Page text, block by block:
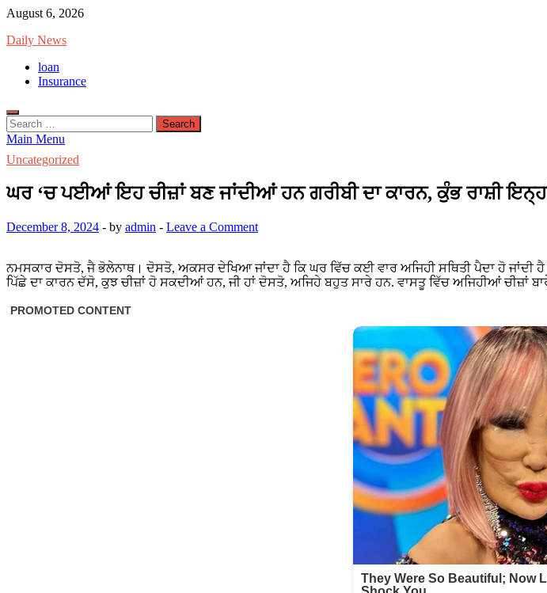
Skip
content
August 6, 2026
Daily News
loan
Insurance
Search
for:
Main Menu
Uncategorized
ਘਰ ‘ਚ ਪਈਆਂ ਇਹ ਚੀਜ਼ਾਂ ਬਣ ਜਾਂਦੀਆਂ ਹਨ ਗਰੀਬੀ ਦਾ ਕਾਰਨ, ਕੁੰਭ ਰਾਸ਼ੀ
December 8, 2024 - by admin - Leave a Comment
ਨਮਸਕਾਰ ਦੋਸਤੋ, ਜੈ ਭੋਲੇਨਾਥ। ਦੋਸਤੋ, ਅਕਸਰ ਦੇਖਿਆ ਜਾਂਦਾ ਹੈ ਕਿ ਘਰ ਵਿੱਚ ਕਈ ਵਾਰ ਅਜਿਹੀ ਸਥਿਤੀ ਪੈਦਾ ਹੋ ਜਾਂਦੀ
ਪਿੱਛੇ ਦਾ ਕਾਰਨ ਦੱਸੋ, ਕੁਝ ਚੀਜ਼ਾਂ ਹੋ ਸਕਦੀਆਂ ਹਨ, ਜੀ ਹਾਂ ਦੋਸਤੋ, ਅਜਿਹੇ ਬਹੁਤ ਸਾਰੇ ਹਨ. ਵਾਸਤੂ ਵਿੱਚ ਅਜਿਹੀਆਂ ਚੀਜ਼ਾਂ